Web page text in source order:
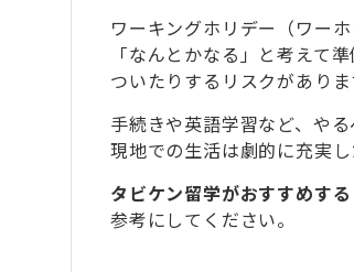
ワーキングホリデー（ワー
「なんとかなる」と考えて
ついたりするリスクがありま
手続きや英語学習など、や
現地での生活は劇的に充実し
タビケン留学がおすすめす
参考にしてください。